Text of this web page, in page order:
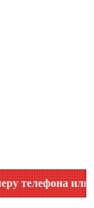
в разделе